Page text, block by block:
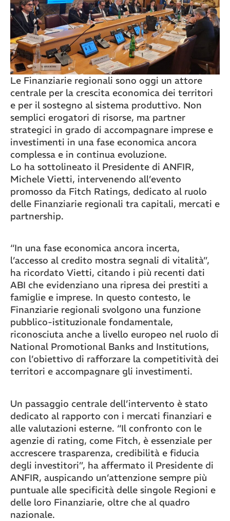
Le Finanziarie regionali sono oggi un attore
centrale per la crescita economica dei territori
e per il sostegno al sistema produttivo. Non
semplici erogatori di risorse, ma partner
strategici in grado di accompagnare imprese e
investimenti in una fase economica ancora
complessa e in continua evoluzione.
Lo ha sottolineato il Presidente di ANFIR,
Michele Vietti, intervenendo all’evento
promosso da Fitch Ratings, dedicato al ruolo
delle Finanziarie regionali tra capitali, mercati e
partnership.
“In una fase economica ancora incerta,
l’accesso al credito mostra segnali di vitalità”,
ha ricordato Vietti, citando i più recenti dati
ABI che evidenziano una ripresa dei prestiti a
famiglie e imprese. In questo contesto, le
Finanziarie regionali svolgono una funzione
pubblico-istituzionale fondamentale,
riconosciuta anche a livello europeo nel ruolo di
National Promotional Banks and Institutions,
con l’obiettivo di rafforzare la competitività dei
territori e accompagnare gli investimenti.
Un passaggio centrale dell’intervento è stato
dedicato al rapporto con i mercati finanziari e
alle valutazioni esterne. “Il confronto con le
agenzie di rating, come Fitch, è essenziale per
accrescere trasparenza, credibilità e fiducia
degli investitori”, ha affermato il Presidente di
ANFIR, auspicando un’attenzione sempre più
puntuale alle specificità delle singole Regioni e
delle loro Finanziarie, oltre che al quadro
nazionale.